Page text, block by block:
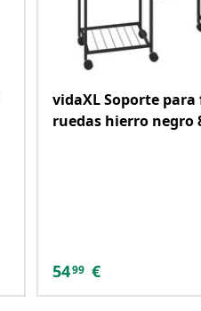
vidaXL Soporte para
ruedas hierro negro
5499 €